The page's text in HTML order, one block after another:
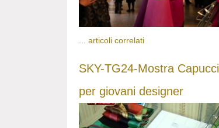
articoli correlati
SKY-TG24-Mostra Capucci
per giovani designer